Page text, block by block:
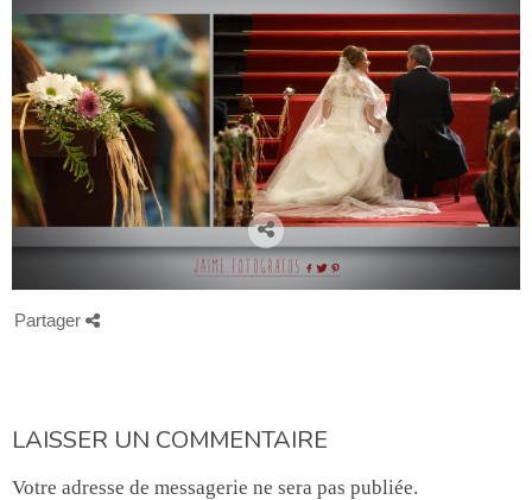
Partager
LAISSER UN COMMENTAIRE
Votre adresse de messagerie ne sera pas publiée.